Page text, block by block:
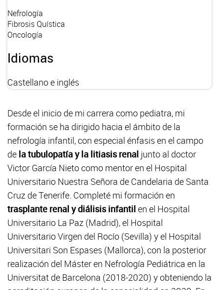
Nefrología
Fibrosis Quística
Oncología
Idiomas
Castellano e inglés
Desde el inicio de mi carrera como pediatra, mi
formación se ha dirigido hacia el ámbito de la
nefrología infantil, con especial énfasis en el campo
de la tubulopatía y la litiasis renal junto al doctor
Victor García Nieto como mentor en el Hospital
Universitario Nuestra Señora de Candelaria de Santa
Cruz de Tenerife. Completé mi formación en
trasplante renal y diálisis infantil en el Hospital
Universitario La Paz (Madrid), el Hospital
Universitario Virgen del Rocío (Sevilla) y el Hospital
Universitari Son Espases (Mallorca), con la posterior
realización del Máster en Nefrología Pediátrica en la
Universitat de Barcelona (2018-2020) y obteniendo la